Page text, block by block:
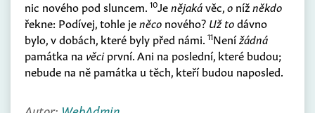
nic nového pod sluncem. 10Jenějakávěc,o nížněkdo
řekne: Podívej, tohle jeněco nového? Už todávno
bylo, v dobách, které byly před námi. 11Nenížádná
památka na věciprvní. Ani na poslední, které budou;
nebude na ně památka u těch, kteří budou naposled.